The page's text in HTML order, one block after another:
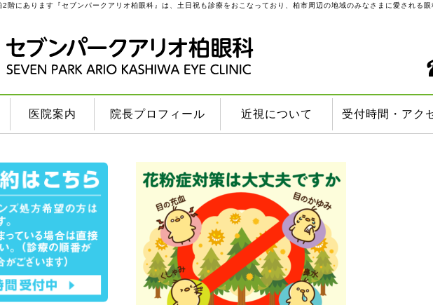
2階にあります『セブンパークアリオ柏眼科』は、土日祝も診療をおこなっており、柏市周辺の地域のみなさまに愛される
医院案内 院長プロフィール 近視について 受付時間・アク